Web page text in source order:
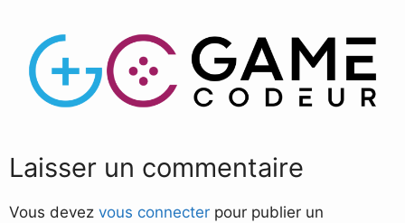
Laisser un commentaire
Vous devez vous connecter pour publier un